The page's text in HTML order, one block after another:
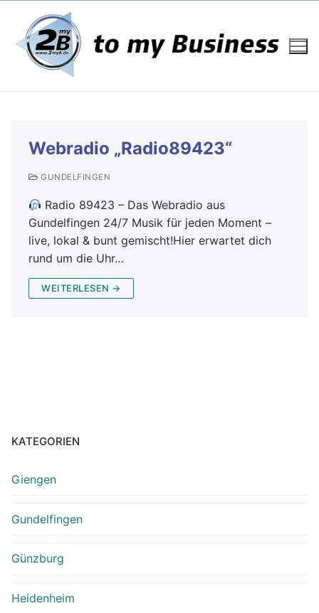
Webradio „Radio89423“
GUNDELFINGEN
Radio 89423 – Das Webradio aus
Gundelfingen 24/7 Musik für jeden Moment –
live, lokal & bunt gemischt!Hier erwartet dich
rund um die Uhr…
WEITERLESEN →
KATEGORIEN
Giengen
Gundelfingen
Günzburg
Heidenheim